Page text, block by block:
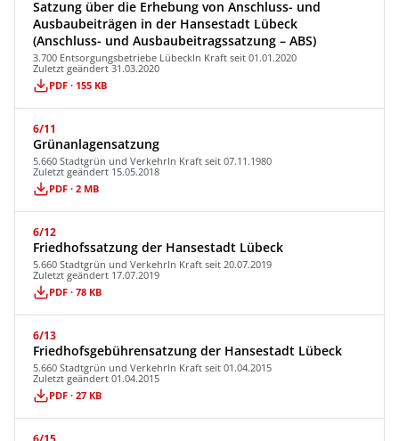
Satzung über die Erhebung von Anschluss- und
Ausbaubeiträgen in der Hansestadt Lübeck
(Anschluss- und Ausbaubeitragssatzung – ABS)
3.700 Entsorgungsbetriebe LübeckIn Kraft seit 01.01.2020
Zuletzt geändert 31.03.2020
PDF · 155 KB
6/11
Grünanlagensatzung
5.660 Stadtgrün und VerkehrIn Kraft seit 07.11.1980
Zuletzt geändert 15.05.2018
PDF · 2 MB
6/12
Friedhofssatzung der Hansestadt Lübeck
5.660 Stadtgrün und VerkehrIn Kraft seit 20.07.2019
Zuletzt geändert 17.07.2019
PDF · 78 KB
6/13
Friedhofsgebührensatzung der Hansestadt Lübeck
5.660 Stadtgrün und VerkehrIn Kraft seit 01.04.2015
Zuletzt geändert 01.04.2015
PDF · 27 KB